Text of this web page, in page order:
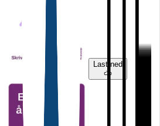
Last ned